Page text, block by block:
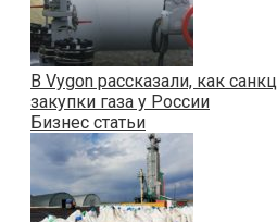
В Vygon рассказали, как
закупки газа у России
Бизнес статьи